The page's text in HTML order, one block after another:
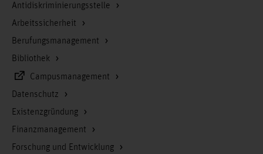
Antidiskriminierungsstelle
Arbeitssicherheit
Berufungsmanagement
Bibliothek
Campusmanagement
Datenschutz
Existenzgründung
Finanzmanagement
Forschung und Entwicklung